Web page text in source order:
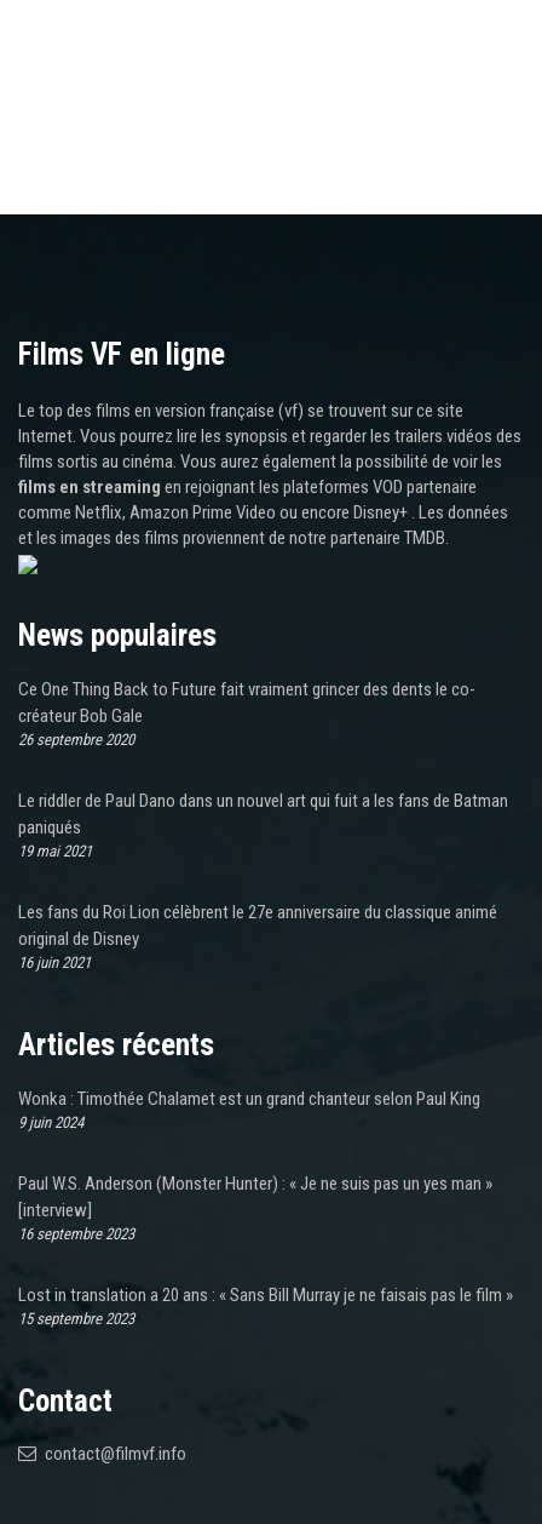
Films VF en ligne
Le top des films en version française (vf) se trouvent sur ce site
Internet. Vous pourrez lire les synopsis et regarder les trailers vidéos des
films sortis au cinéma. Vous aurez également la possibilité de voir les
films en streaming en rejoignant les plateformes VOD partenaire
comme Netflix, Amazon Prime Video ou encore Disney+ . Les données
et les images des films proviennent de notre partenaire TMDB.
News populaires
Ce One Thing Back to Future fait vraiment grincer des dents le co-
créateur Bob Gale
26 septembre 2020
Le riddler de Paul Dano dans un nouvel art qui fuit a les fans de Batman
paniqués
19 mai 2021
Les fans du Roi Lion célèbrent le 27e anniversaire du classique animé
original de Disney
16 juin 2021
Articles récents
Wonka : Timothée Chalamet est un grand chanteur selon Paul King
9 juin 2024
Paul W.S. Anderson (Monster Hunter) : « Je ne suis pas un yes man »
[interview]
16 septembre 2023
Lost in translation a 20 ans : « Sans Bill Murray je ne faisais pas le film »
15 septembre 2023
Contact
contact@filmvf.info